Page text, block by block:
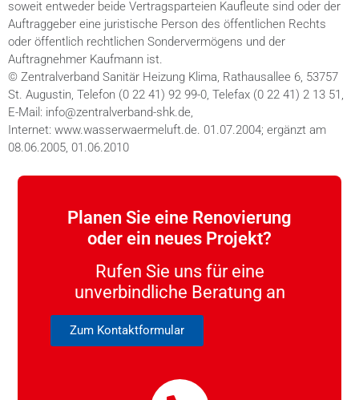
soweit entweder beide Vertragsparteien Kaufleute sind oder der
Auftraggeber eine juristische Person des öffentlichen Rechts
oder öffentlich rechtlichen Sondervermögens und der
Auftragnehmer Kaufmann ist.
© Zentralverband Sanitär Heizung Klima, Rathausallee 6, 53757
St. Augustin, Telefon (0 22 41) 92 99-0, Telefax (0 22 41) 2 13 51,
E-Mail: info@zentralverband-shk.de,
Internet: www.wasserwaermeluft.de. 01.07.2004; ergänzt am
08.06.2005, 01.06.2010
Planen Sie eine Renovierung
oder ein neues Projekt?
Rufen Sie uns für eine
unverbindliche Beratung an
Zum Kontaktformular